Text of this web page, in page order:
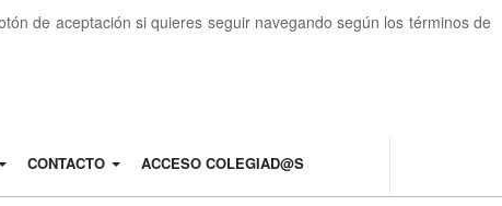
de aceptación si quieres seguir navegando según los términos de
CONTACTO ACCESO COLEGIAD@S